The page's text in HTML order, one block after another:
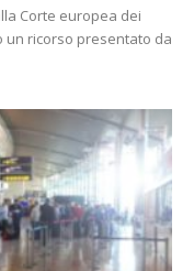
Corte europea dei
un ricorso presentato da